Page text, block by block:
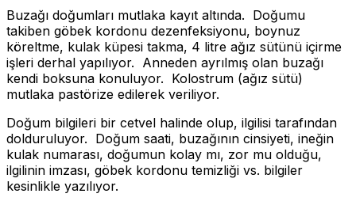
Buzağı doğumları mutlaka kayıt altında. Doğumu
takiben göbek kordonu dezenfeksiyonu, boynuz
köreltme, kulak küpesi takma, 4 litre ağız sütünü içirme
işleri derhal yapılıyor. Anneden ayrılmış olan buzağı
kendi boksuna konuluyor. Kolostrum (ağız sütü)
mutlaka pastörize edilerek veriliyor.
Doğum bilgileri bir cetvel halinde olup, ilgilisi tarafından
dolduruluyor. Doğum saati, buzağının cinsiyeti, ineğin
kulak numarası, doğumun kolay mı, zor mu olduğu,
ilgilinin imzası, göbek kordonu temizliği vs. bilgiler
kesinlikle yazılıyor.